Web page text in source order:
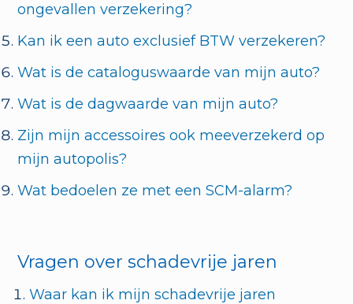
ongevallen verzekering?
Kan ik een auto exclusief BTW verzekeren?
Wat is de cataloguswaarde van mijn auto?
Wat is de dagwaarde van mijn auto?
Zijn mijn accessoires ook meeverzekerd op
mijn autopolis?
Wat bedoelen ze met een SCM-alarm?
Vragen over schadevrije jaren
Waar kan ik mijn schadevrije jaren